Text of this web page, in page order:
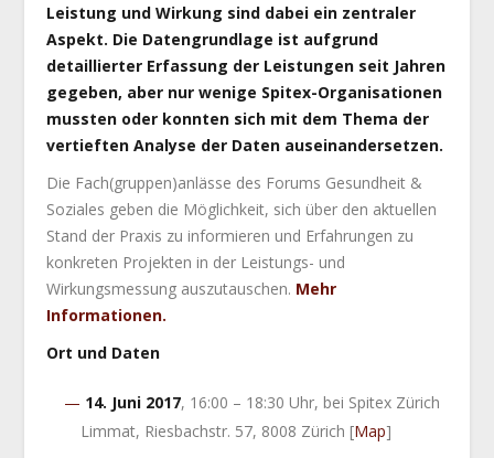
Leistung und Wirkung sind dabei ein zentraler
Aspekt. Die Datengrundlage ist aufgrund
detaillierter Erfassung der Leistungen seit Jahren
gegeben, aber nur wenige Spitex-Organisationen
mussten oder konnten sich mit dem Thema der
vertieften Analyse der Daten auseinandersetzen.
Die Fach(gruppen)anlässe des Forums Gesundheit &
Soziales geben die Möglichkeit, sich über den aktuellen
Stand der Praxis zu informieren und Erfahrungen zu
konkreten Projekten in der Leistungs- und
Wirkungsmessung auszutauschen. Mehr
Informationen.
Ort und Daten
14. Juni 2017, 16:00 – 18:30 Uhr, bei Spitex Zürich
Limmat, Riesbachstr. 57, 8008 Zürich [Map]